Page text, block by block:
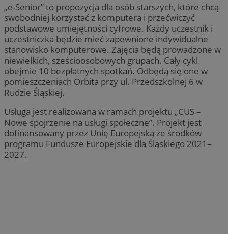
„e-Senior” to propozycja dla osób starszych, które chcą
swobodniej korzystać z komputera i przećwiczyć
podstawowe umiejętności cyfrowe. Każdy uczestnik i
uczestniczka będzie mieć zapewnione indywidualne
stanowisko komputerowe. Zajęcia będą prowadzone w
niewielkich, sześcioosobowych grupach. Cały cykl
obejmie 10 bezpłatnych spotkań. Odbędą się one w
pomieszczeniach Orbita przy ul. Przedszkolnej 6 w
Rudzie Śląskiej.
Usługa jest realizowana w ramach projektu „CUS –
Nowe spojrzenie na usługi społeczne”. Projekt jest
dofinansowany przez Unię Europejską ze środków
programu Fundusze Europejskie dla Śląskiego 2021–
2027.